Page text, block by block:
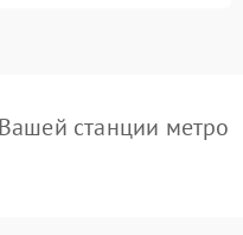
станции метро